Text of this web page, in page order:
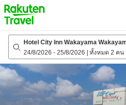
to
top
page
Hotel City Inn Wakayama
24/8/2026 - 25/8/2026 ทั้งหมด 2 คน